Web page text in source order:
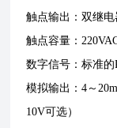
触点输出：双继
触点容量：
数字信号：标准
模拟输出：4～
10V可选）